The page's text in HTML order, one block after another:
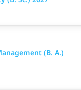
(B. A.)